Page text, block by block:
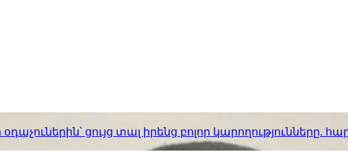
ցույց տալ իրենց բոլոր կարողությունները.